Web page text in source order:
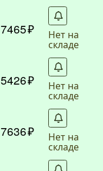
7465 Нет на
складе
5426 Нет на
складе
7636 Нет на
складе